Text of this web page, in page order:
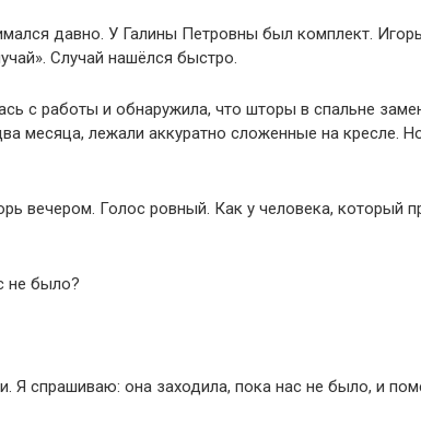
давно. У Галины Петровны был комплект.
Случай нашёлся быстро.
с работы и обнаружила, что шторы в спальне
месяца, лежали аккуратно сложенные на кресле.
вечером. Голос ровный. Как у человека, который
не было?
Я спрашиваю: она заходила, пока нас не было, и